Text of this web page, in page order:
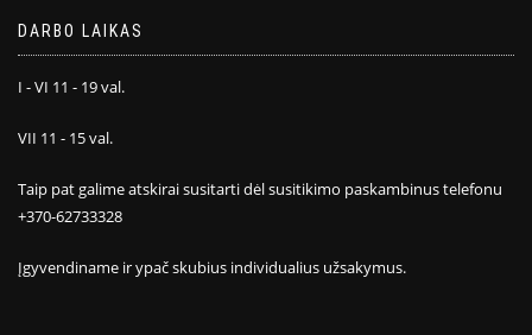
DARBO LAIKAS
I - VI 11 - 19 val.
VII 11 - 15 val.
Taip pat galime atskirai susitarti dėl susitikimo paskambinus telefonu
+370-62733328
Įgyvendiname ir ypač skubius individualius užsakymus.